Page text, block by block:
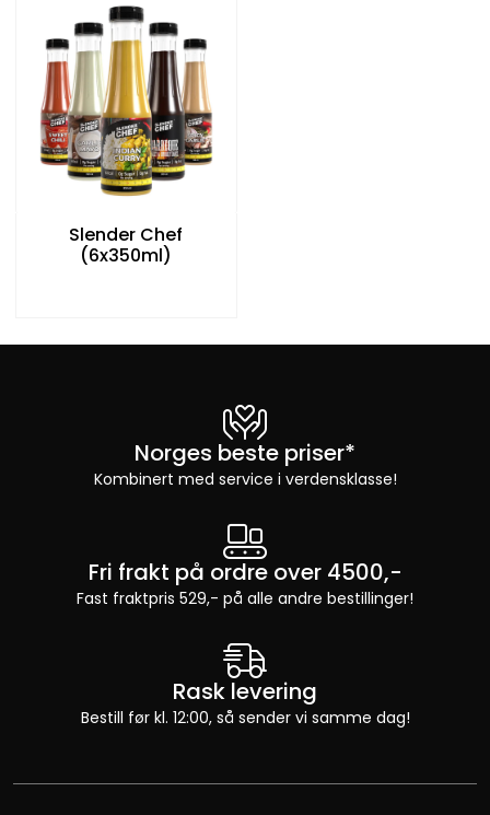
Slender Chef
(6x350ml)
Norges beste priser*
Kombinert med service i verdensklasse!
Fri frakt på ordre over 4500,-
Fast fraktpris 529,- på alle andre bestillinger!
Rask levering
Bestill før kl. 12:00, så sender vi samme dag!